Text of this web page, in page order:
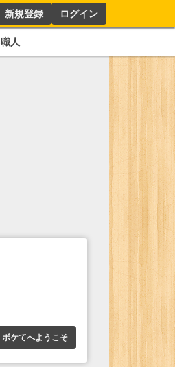
新規登録 ログイン
職人
ボケてへようこそ